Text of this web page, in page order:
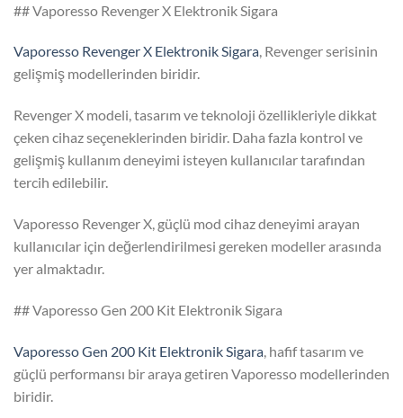
## Vaporesso Revenger X Elektronik Sigara
Vaporesso Revenger X Elektronik Sigara, Revenger serisinin
gelişmiş modellerinden biridir.
Revenger X modeli, tasarım ve teknoloji özellikleriyle dikkat
çeken cihaz seçeneklerinden biridir. Daha fazla kontrol ve
gelişmiş kullanım deneyimi isteyen kullanıcılar tarafından
tercih edilebilir.
Vaporesso Revenger X, güçlü mod cihaz deneyimi arayan
kullanıcılar için değerlendirilmesi gereken modeller arasında
yer almaktadır.
## Vaporesso Gen 200 Kit Elektronik Sigara
Vaporesso Gen 200 Kit Elektronik Sigara , hafif tasarım ve
güçlü performansı bir araya getiren Vaporesso modellerinden
biridir.